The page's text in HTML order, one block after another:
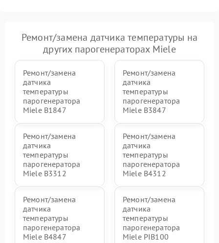
Ремонт/замена датчика температуры на
других парогенераторах Miele
Ремонт/замена
датчика
температуры
парогенератора
Miele B1847
Ремонт/замена
датчика
температуры
парогенератора
Miele B3847
Ремонт/замена
датчика
температуры
парогенератора
Miele B3312
Ремонт/замена
датчика
температуры
парогенератора
Miele B4312
Ремонт/замена
датчика
температуры
парогенератора
Miele B4847
Ремонт/замена
датчика
температуры
парогенератора
Miele PIB100